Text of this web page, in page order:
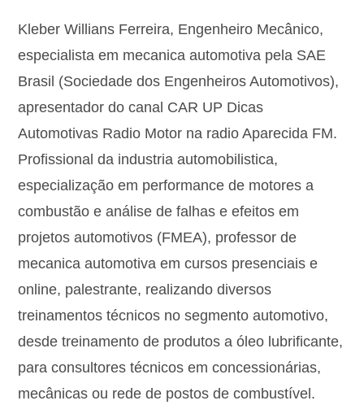
Kleber Willians Ferreira, Engenheiro Mecânico,
especialista em mecanica automotiva pela SAE
Brasil (Sociedade dos Engenheiros Automotivos),
apresentador do canal CAR UP Dicas
Automotivas Radio Motor na radio Aparecida FM.
Profissional da industria automobilistica,
especialização em performance de motores a
combustão e análise de falhas e efeitos em
projetos automotivos (FMEA), professor de
mecanica automotiva em cursos presenciais e
online, palestrante, realizando diversos
treinamentos técnicos no segmento automotivo,
desde treinamento de produtos a óleo lubrificante,
para consultores técnicos em concessionárias,
mecânicas ou rede de postos de combustível.